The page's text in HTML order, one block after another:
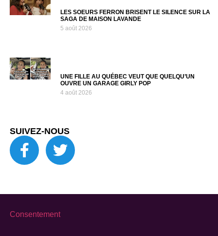
LES SOEURS FERRON BRISENT LE SILENCE SUR LA
SAGA DE MAISON LAVANDE
5 août 2026
UNE FILLE AU QUÉBEC VEUT QUE QUELQU’UN
OUVRE UN GARAGE GIRLY POP
4 août 2026
SUIVEZ-NOUS
Consentement